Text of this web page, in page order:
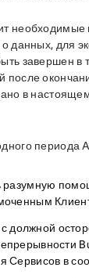
необходимые
данных, для
завершен в
после
в
периода
с должной
Сервисов в